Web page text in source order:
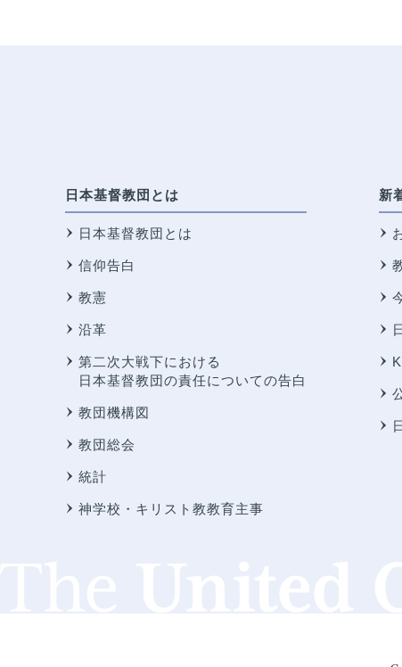
日本基督教団とは
日本基督教団とは
信仰告白
教憲
沿革
第二次大戦下における
日本基督教団の責任についての告白
教団機構図
教団総会
統計
神学校・キリスト教教育主事
新